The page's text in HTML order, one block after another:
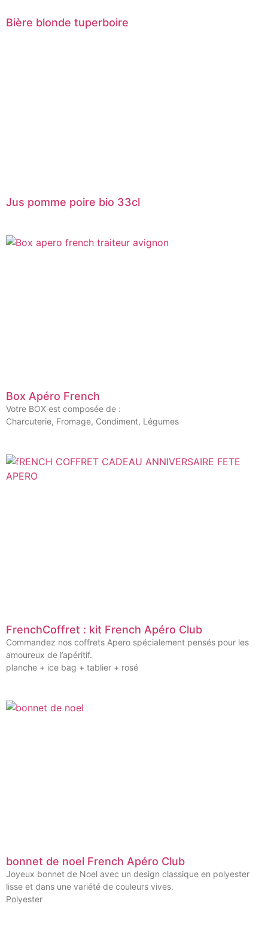
Bière blonde tuperboire
Jus pomme poire bio 33cl
Box Apéro French
Votre BOX est composée de :
Charcuterie, Fromage, Condiment, Légumes
FrenchCoffret : kit French Apéro Club
Commandez nos coffrets Apero spécialement pensés pour les
amoureux de l’apéritif.
planche + ice bag + tablier + rosé
bonnet de noel French Apéro Club
Joyeux bonnet de Noel avec un design classique en polyester
lisse et dans une variété de couleurs vives.
Polyester